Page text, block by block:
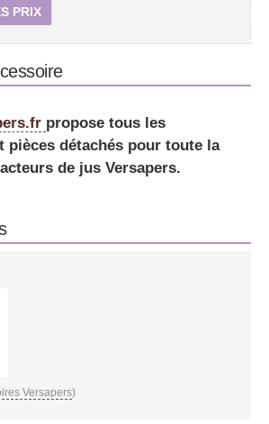
PRIX
propose tous les
pièces détachés pour toute la
de jus Versapers.
Versapers)